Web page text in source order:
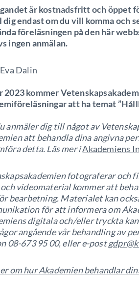
är kostnadsfritt och öppet
dig endast om du vill komma och
föreläsningen på den här
ingen anmälan.
Dalin
2023 kommer
att ha temat
anmäler dig till något av
att behandla dina angivna
detta. Läs mer iAkademiens
fotograferar och
videomaterial kommer att
bearbetning. Materialet kan
för att informera om
digitala och/eller tryckta
angående vår behandling av
08-673 95 00, eller e-post
om hur Akademien behandlar